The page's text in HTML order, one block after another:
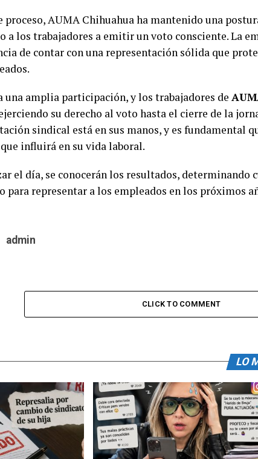
proceso, AUMA Chihuahua ha mantenido una
a los trabajadores a emitir un voto consciente. La
de contar con una representación sólida que
una amplia participación, y los trabajadores de
su derecho al voto hasta el cierre de la
sindical está en sus manos, y es fundamental
influirá en su vida laboral.
el día, se conocerán los resultados, determinando
para representar a los empleados en los próximos
admin
CLICK TO COMMENT
LO